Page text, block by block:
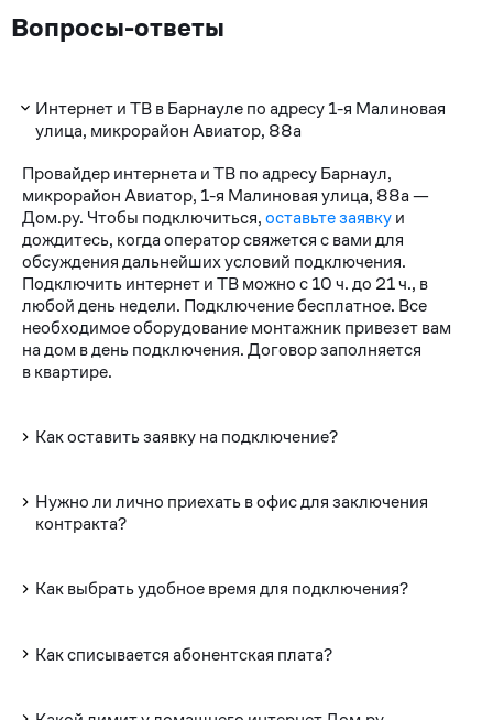
Вопросы-ответы
Интернет и ТВ в Барнауле по адресу 1-я Малиновая
улица, микрорайон Авиатор, 88а
Провайдер интернета и ТВ по адресу Барнаул,
микрорайон Авиатор, 1-я Малиновая улица, 88а —
Дом.ру. Чтобы подключиться,оставьте заявкуи
дождитесь, когда оператор свяжется с вами для
обсуждения дальнейших условий подключения.
Подключить интернет и ТВ можно с 10 ч. до 21 ч., в
любой день недели. Подключение бесплатное. Все
необходимое оборудование монтажник привезет вам
на дом в день подключения. Договор заполняется
в квартире.
Как оставить заявку на подключение?
Нужно ли лично приехать в офис для заключения
контракта?
Как выбрать удобное время для подключения?
Как списывается абонентская плата?